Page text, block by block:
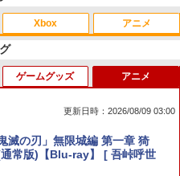
ーン レイダース|オンライン
5 デジタル・エディション
Console Language: Japan
(CFI-2200B01)
Xbox
Xbox ワイヤレス コントロー
C® ケーブル
アニメ
滅の刃」無限城編 第一章 猗
常版 [Blu-ray]
1位】inklink公式 Switch / Sw
ローラー 最新モデル 最新フ
ア プロコン プロコン2 プロコ
サック ゲーム スマホ ゲーミ
音ゲー 荒野行動 PUBG Apex
銀繊維 手汗対策 鬼サック 6
ゲームグッズ アニメ
更新日時：2026/08/09 03:00
滅の刃」無限城編 第一章 猗
常版)【Blu-ray】 [ 吾峠呼世